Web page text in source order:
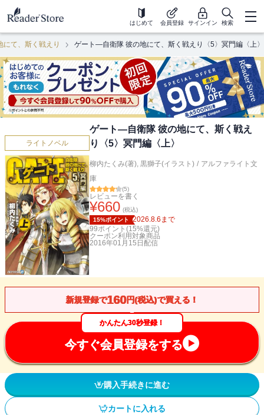
はじめて 会員登録 サインイン 検索
て、斯く戦えり ゲート―自衛隊 彼の地にて、斯く戦えり〈5〉冥門編〈上〉
ライトノベル
ゲート―自衛隊 彼の地にて、斯く戦え
り〈5〉冥門編〈上〉
柳内たくみ(著), 黒獅子(イラスト) / アルファライト文
庫
(5)
レビューを書く
¥660 (税込)
15%ポイント
2026.8.6 まで
99ポイント(15%還元)
クーポン利用対象商品
2016年01月15日 配信
新規登録で160円(税込)で買える！
かんたん30秒登録！
今すぐ会員登録をする
購入手続きに進む
カートに入れる